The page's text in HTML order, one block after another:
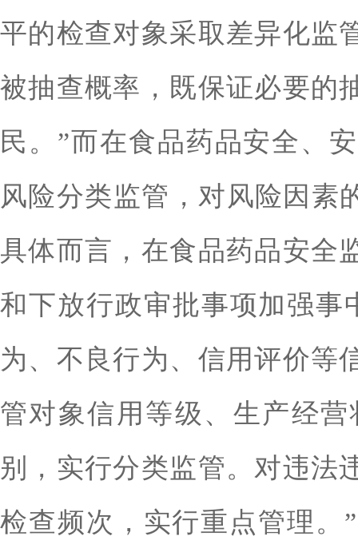
平的检查对象采取差异化监
被抽查概率，既保证必要的
民。”而在食品药品安全、
风险分类监管，对风险因素
具体而言，在食品药品安全
和下放行政审批事项加强事
为、不良行为、信用评价等
管对象信用等级、生产经
别，实行分类监管。对违法
检查频次，实行重点管理。